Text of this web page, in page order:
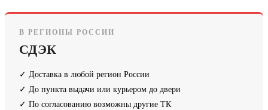
В РЕГИОНЫ РОССИИ
СДЭК
✓ Доставка в любой регион России
✓ До пункта выдачи или курьером до двери
✓ По согласованию возможны другие ТК